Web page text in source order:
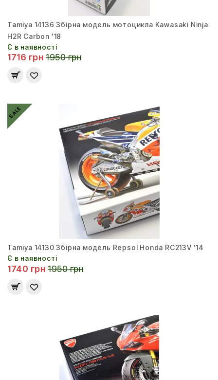
Tamiya 14136 Збірна модель мотоцикла Kawasaki Ninja
H2R Carbon '18
Є в наявності
1716 грн 1950 грн
SALE
Tamiya 14130 Збірна модель Repsol Honda RC213V '14
Є в наявності
1740 грн 1950 грн